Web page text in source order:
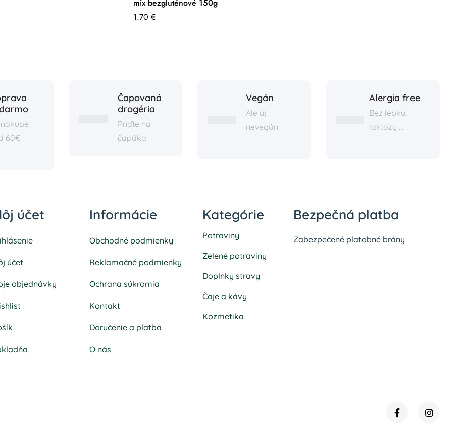
mix bezgluténové 150g
1.70 €
60€
Čapovaná
drogéria
Príďte na
čapáka
Vegán
Ale aj
nevegán
Alergia free
Bez lepku,
laktózy ...
účet
účet
objednávky
Informácie
Obchodné podmienky
Reklamačné podmienky
Ochrana súkromia
Kontakt
Doručenie a platba
O nás
Kategórie
Potraviny
Zelené potraviny
Doplnky stravy
Čaje a kávy
Kozmetika
Bezpečná platba
Zabezpečené platobné brány